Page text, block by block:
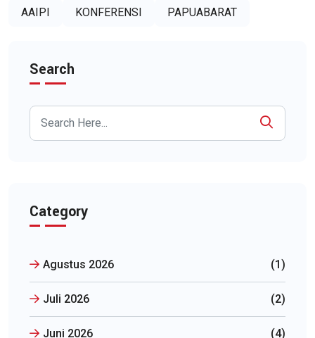
AAIPI KONFERENSI PAPUABARAT
Search
Category
Agustus 2026 (1)
Juli 2026 (2)
Juni 2026 (4)